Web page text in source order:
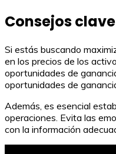
Consejos
Si estás buscando
en los precios de los
oportunidades de
oportunidades de
Además, es esencial
operaciones. Evita las
con la información